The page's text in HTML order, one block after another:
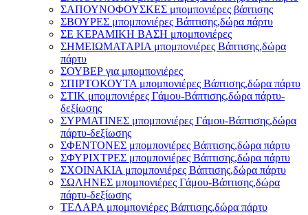
ΣΑΠΟΥΝΟΦΟΥΣΚΕΣ μπομπονιέρες βάπτισης
ΣΒΟΥΡΕΣ μπομπονιέρες Βάπτισης,δώρα πάρτυ
ΣΕ ΚΕΡΑΜΙΚΗ ΒΑΣΗ μπομπονιέρες
ΣΗΜΕΙΩΜΑΤΑΡΙΑ μπομπονιέρες Βάπτισης,δώρα
πάρτυ
ΣΟΥΒΕΡ για μπομπονιέρες
ΣΠΙΡΤΟΚΟΥΤΑ μπομπονιέρες Βάπτισης,δώρα πάρτυ
ΣΤΙΚ μπομπονιέρες Γάμου-Βάπτισης,δώρα πάρτυ-
δεξίωσης
ΣΥΡΜΑΤΙΝΕΣ μπομπονιέρες Γάμου-Βάπτισης,δώρα
πάρτυ-δεξίωσης
ΣΦΕΝΤΟΝΕΣ μπομπονιέρες Βάπτισης,δώρα πάρτυ
ΣΦΥΡΙΧΤΡΕΣ μπομπονιέρες Βάπτισης,δώρα πάρτυ
ΣΧΟΙΝΑΚΙΑ μπομπονιέρες Βάπτισης,δώρα πάρτυ
ΣΩΛΗΝΕΣ μπομπονιέρες Γάμου-Βάπτισης,δώρα
πάρτυ-δεξίωσης
ΤΕΛΑΡΑ μπομπονιέρες Βάπτισης,δώρα πάρτυ